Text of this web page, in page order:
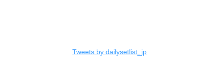
Tweets by dailysetlist_jp